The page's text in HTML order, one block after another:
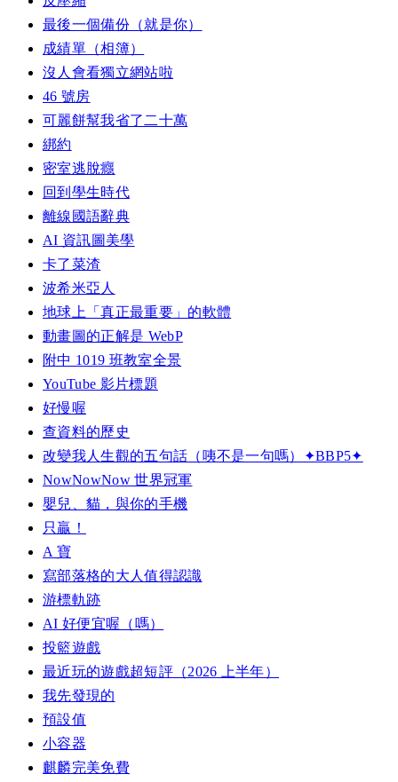
最後一個備份（就是你）
成績單（相簿）
沒人會看獨立網站啦
46 號房
可麗餅幫我省了二十萬
綁約
密室逃脫癮
回到學生時代
離線國語辭典
AI 資訊圖美學
卡了菜渣
波希米亞人
地球上「真正最重要」的軟體
動畫圖的正解是 WebP
附中 1019 班教室全景
YouTube 影片標題
好慢喔
查資料的歷史
改變我人生觀的五句話（咦不是一句嗎）✦BBP5✦
NowNowNow 世界冠軍
嬰兒、貓，與你的手機
只贏！
A 寶
寫部落格的大人值得認識
游標軌跡
AI 好便宜喔（嗎）
投籃遊戲
最近玩的遊戲超短評（2026 上半年）
我先發現的
預設值
小容器
麒麟完美免費